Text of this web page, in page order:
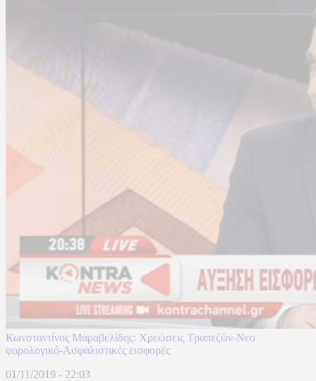
Κωνσταντίνος Μαραβελίδης: Χρεώσεις Τραπεζών-Νεο
φορολογικό-Ασφαλιστικές εισφορές
01/11/2019 - 22:03